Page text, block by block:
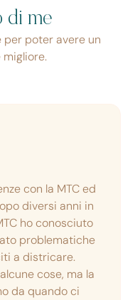
di me
poter avere un
con la MTC ed
diversi anni in
ho conosciuto
problematiche
a districare.
cose, ma la
da quando ci